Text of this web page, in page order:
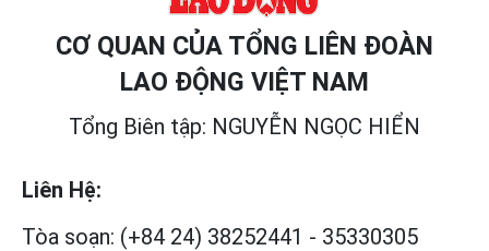
CƠ QUAN CỦA TỔNG LIÊN ĐOÀN
LAO ĐỘNG VIỆT NAM
Tổng Biên tập: NGUYỄN NGỌC HIỂN
Liên Hệ:
Tòa soạn: (+84 24) 38252441 - 35330305